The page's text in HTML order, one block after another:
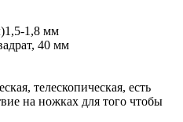
1,5-1,8 мм
40 мм
телескопическая, есть
на ножках для того чтобы